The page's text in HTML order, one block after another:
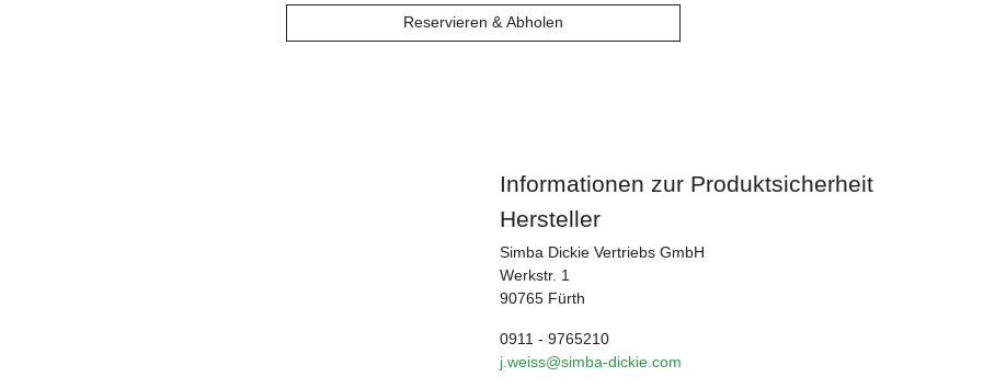
Reservieren & Abholen
Informationen zur Produktsicherheit
Hersteller
Simba Dickie Vertriebs GmbH
Werkstr. 1
90765 Fürth
0911 - 9765210
j.weiss@simba-dickie.com